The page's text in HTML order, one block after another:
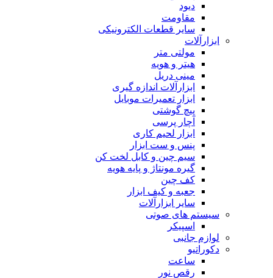
دیود
مقاومت
سایر قطعات الکترونیکی
ابزارآلات
مولتی متر
هیتر و هویه
مینی دریل
ابزارآلات اندازه گیری
ابزار تعمیرات موبایل
پیچ گوشتی
آچار پرسی
ابزار لحیم کاری
پنس و ست ابزار
سیم چین و کابل لخت کن
گیره مونتاژ و پایه هویه
کف چین
جعبه و کیف ابزار
سایر ابزارآلات
سیستم های صوتی
اسپیکر
لوازم جانبی
دکوراتیو
ساعت
رقص نور